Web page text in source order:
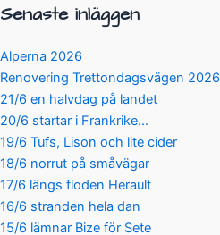
Senaste inläggen
Alperna 2026
Renovering Trettondagsvägen 2026
21/6 en halvdag på landet
20/6 startar i Frankrike…
19/6 Tufs, Lison och lite cider
18/6 norrut på småvägar
17/6 längs floden Herault
16/6 stranden hela dan
15/6 lämnar Bize för Sete